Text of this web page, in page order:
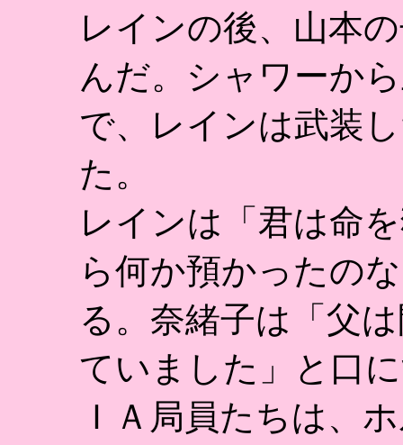
レインの後、山本
んだ。シャワーか
で、レインは武装
た。
レインは「君は命
ら何か預かったの
る。奈緒子は「父
ていました」と口
ＩＡ局員たちは、